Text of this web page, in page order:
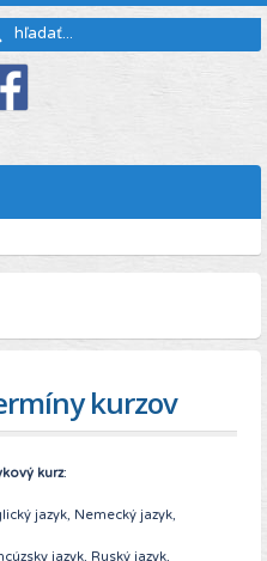
kurzov
kurz:
jazyk, Nemecký jazyk,
jazyk, Ruský jazyk,